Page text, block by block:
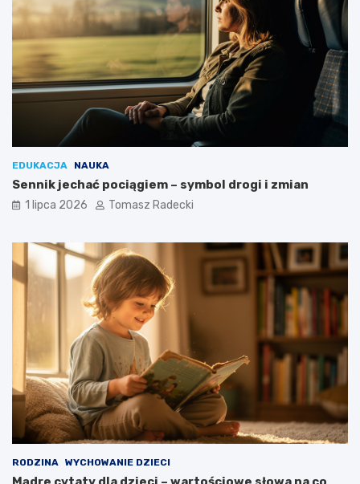
EDUKACJA NAUKA
Sennik jechać pociągiem – symbol drogi i zmian
1 lipca 2026 Tomasz Radecki
RODZINA WYCHOWANIE DZIECI